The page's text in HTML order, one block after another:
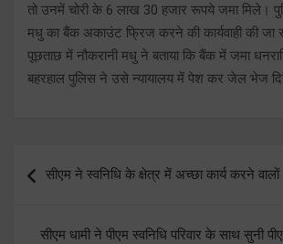
तो उनमें चोरी के 6 लाख 30 हजार रूपये जमा मिले।
मधु का बैंक अकाउंट फ्रिज करने की कार्यवाही की जा
पूछताछ में नौकरानी मधु ने बताया कि बैंक में जमा
बहरहाल पुलिस ने उसे न्यायालय में पेश कर जेल भेज
navigation
सीएम ने स्वनिधि के क्षेत्र में अच्छा कार्य करने वालों
सीएम धामी ने पीएम स्वनिधि परिवार के साथ सुनी